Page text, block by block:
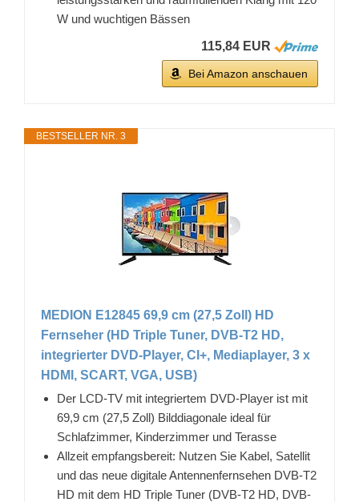
W und wuchtigen Bässen
115,84 EUR
Bei Amazon anschauen
BESTSELLER NR. 3
MEDION E12845 69,9 cm (27,5 Zoll) HD
Fernseher (HD Triple Tuner, DVB-T2 HD,
integrierter DVD-Player, CI+, Mediaplayer, 3 x
HDMI, SCART, VGA, USB)
Der LCD-TV mit integriertem DVD-Player ist mit
69,9 cm (27,5 Zoll) Bilddiagonale ideal für
Schlafzimmer, Kinderzimmer und Terasse
Allzeit empfangsbereit: Nutzen Sie Kabel, Satellit
und das neue digitale Antennenfernsehen DVB-T2
HD mit dem HD Triple Tuner (DVB-T2 HD, DVB-